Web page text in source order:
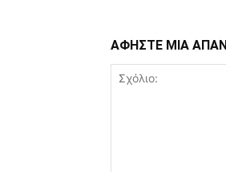
ΑΦΗΣΤΕ ΜΙΑ